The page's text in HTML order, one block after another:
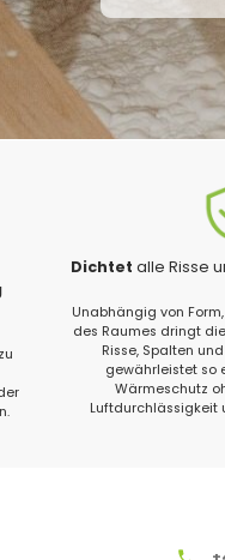
Dichtet alle Risse
Unabhängig von
des Raumes dringt
Risse, Spalten
gewährleistet so
Wärmeschutz
Luftdurchlässigkeit